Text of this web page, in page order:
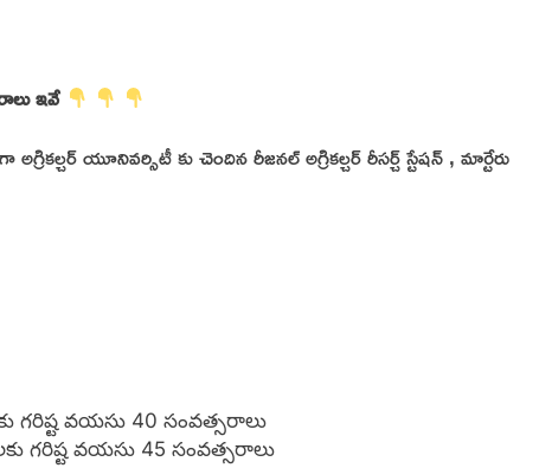
ఇవే
అగ్రికల్చర్ యూనివర్సిటీ కు చెందిన రీజనల్ అగ్రికల్చర్ రీసర్చ్ స్టేషన్ , మార్టేరు
గరిష్ట వయసు 40 సంవత్సరాలు
గరిష్ట వయసు 45 సంవత్సరాలు